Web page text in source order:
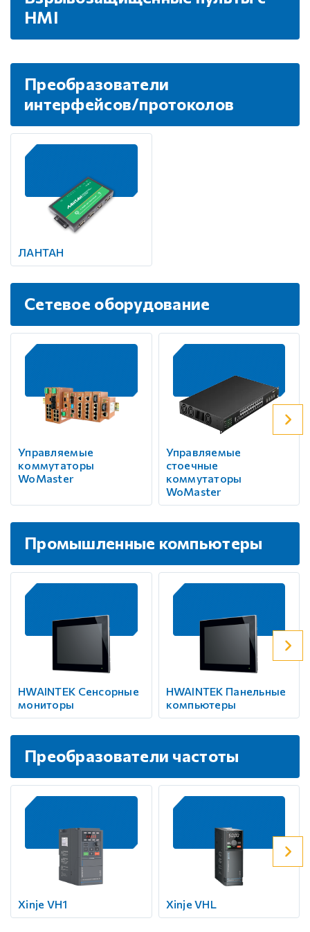
HMI
Преобразователи
интерфейсов/протоколов
ЛАНТАН
Сетевое оборудование
Управляемые
коммутаторы
WoMaster
Управляемые
стоечные
коммутаторы
WoMaster
Промышленные компьютеры
HWAINTEK Сенсорные
мониторы
HWAINTEK Панельные
компьютеры
Преобразователи частоты
Xinje VH1 Xinje VHL